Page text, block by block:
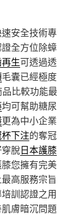
安全技術專
全方位除蟑
生可透過透
毛囊已經極度
品比較功能最
均可幫助糖尿
更為中小企業
下注的奪冠
脫日本護膝
您擁有完美
高服務宗旨
訓認證之用
膚暗沉問題